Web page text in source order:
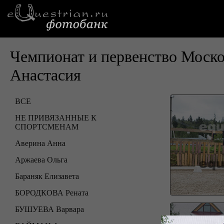
Чемпионат и первенство
Анастасия
ВСЕ
НЕ ПРИВЯЗАННЫЕ К
СПОРТСМЕНАМ
Аверина Анна
Аржаева Ольга
Бараняк Елизавета
БОРОДКОВА Рената
БУШУЕВА Варвара